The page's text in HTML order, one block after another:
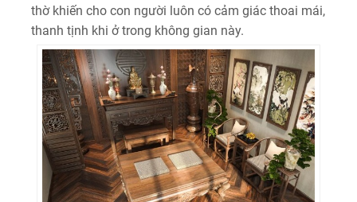
thờ khiến cho con người luôn có cảm giác thoai mái,
thanh tịnh khi ở trong không gian này.